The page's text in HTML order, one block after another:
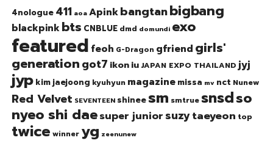
4nologue 411 aoa Apinkbangtanbigbang
blackpinkbts CNBLUE dmd domundi exo
featured feoh G-Dragon gfriend girls'
generationgot7 ikoniu JAPAN EXPO THAILAND jyj
jyp kim jaejoong kyuhyun magazine missa mv nct Nunew
Red Velvet SEVENTEEN shinee sm smtrue snsdso
nyeo shi daesuper junior suzytaeyeon top
twice winner yg zeenunew